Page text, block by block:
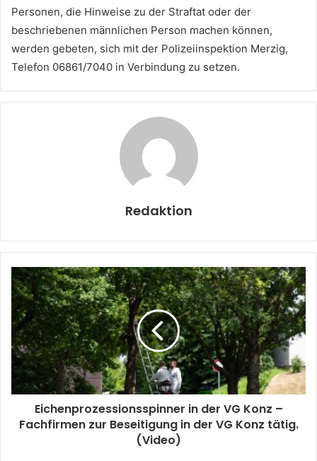
Personen, die Hinweise zu der Straftat oder der
beschriebenen männlichen Person machen können,
werden gebeten, sich mit der Polizeiinspektion Merzig,
Telefon 06861/7040 in Verbindung zu setzen.
Redaktion
Eichenprozessionsspinner in der VG Konz –
Fachfirmen zur Beseitigung in der VG Konz tätig.
(Video)